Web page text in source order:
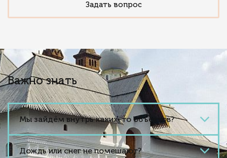
Задать вопрос
Важно знать
Мы зайдём внутрь каких-то объектов?
Дождь или снег не помешают?